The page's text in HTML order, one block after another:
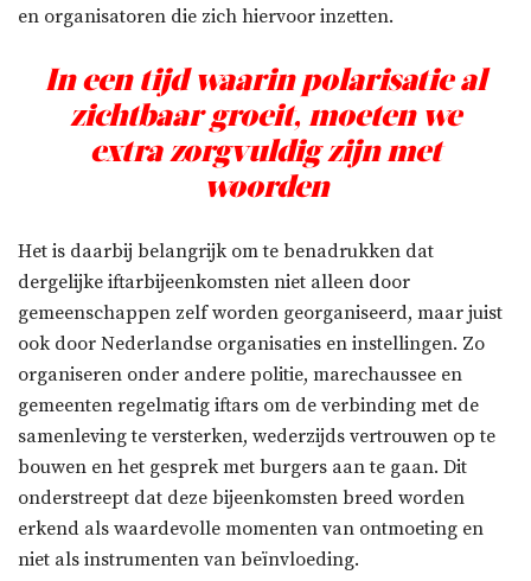
en organisatoren die zich hiervoor inzetten.
In een tijd waarin polarisatie al
zichtbaar groeit, moeten we
extra zorgvuldig zijn met
woorden
Het is daarbij belangrijk om te benadrukken dat
dergelijke iftarbijeenkomsten niet alleen door
gemeenschappen zelf worden georganiseerd, maar juist
ook door Nederlandse organisaties en instellingen. Zo
organiseren onder andere politie, marechaussee en
gemeenten regelmatig iftars om de verbinding met de
samenleving te versterken, wederzijds vertrouwen op te
bouwen en het gesprek met burgers aan te gaan. Dit
onderstreept dat deze bijeenkomsten breed worden
erkend als waardevolle momenten van ontmoeting en
niet als instrumenten van beïnvloeding.